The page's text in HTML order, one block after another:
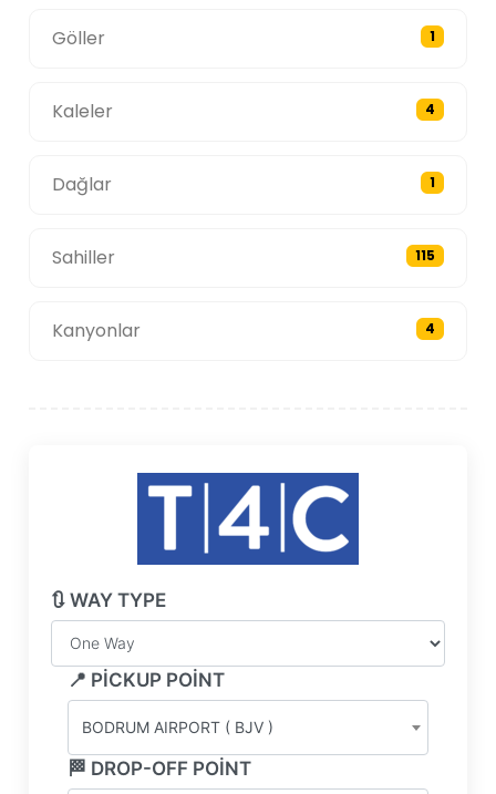
Göller 1
Kaleler 4
Dağlar 1
Sahiller 115
Kanyonlar 4
🔃 WAY TYPE
📍 PICKUP POINT
BODRUM AIRPORT ( BJV )
🏁 DROP-OFF POINT